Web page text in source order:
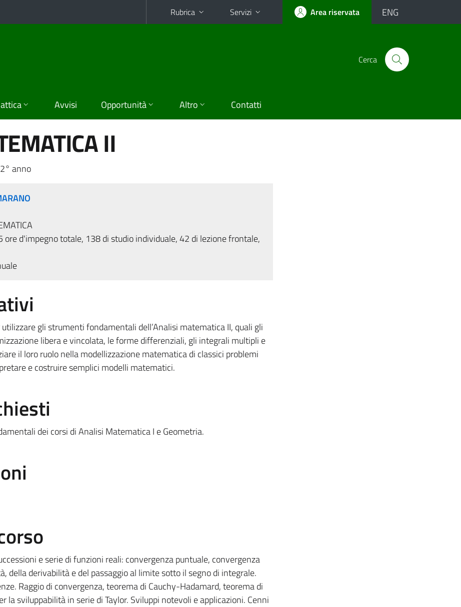
Rubrica Servizi Area riservata ENG
Cerca
Avvisi Opportunità Altro Contatti
II
anno
d'impegno totale, 138 di studio individuale, 42 di lezione frontale,
gli strumenti fondamentali dell’Analisi matematica II, quali gli
libera e vincolata, le forme differenziali, gli integrali multipli e
il loro ruolo nella modellizzazione matematica di classici problemi
e costruire semplici modelli matematici.
dei corsi di Analisi Matematica I e Geometria.
e serie di funzioni reali: convergenza puntuale, convergenza
della derivabilità e del passaggio al limite sotto il segno di integrale.
Raggio di convergenza, teorema di Cauchy-Hadamard, teorema di
la sviluppabilità in serie di Taylor. Sviluppi notevoli e applicazioni. Cenni